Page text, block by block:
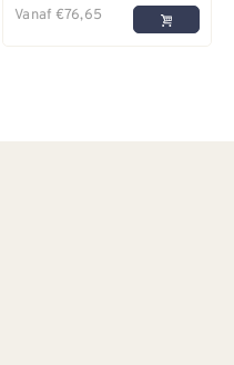
Vanaf €76,65